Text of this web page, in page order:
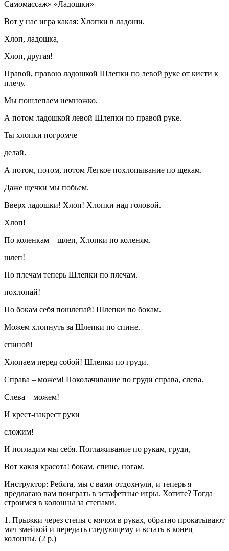
Самомассаж» «Ладошки»
Вот у нас игра какая: Хлопки в ладоши.
Хлоп, ладошка,
Хлоп, другая!
Правой, правою ладошкой Шлепки по левой руке от кисти к
плечу.
Мы пошлепаем немножко.
А потом ладошкой левой Шлепки по правой руке.
Ты хлопки погромче
делай.
А потом, потом, потом Легкое похлопывание по щекам.
Даже щечки мы побьем.
Вверх ладошки! Хлоп! Хлопки над головой.
Хлоп!
По коленкам – шлеп, Хлопки по коленям.
шлеп!
По плечам теперь Шлепки по плечам.
похлопай!
По бокам себя пошлепай! Шлепки по бокам.
Можем хлопнуть за Шлепки по спине.
спиной!
Хлопаем перед собой! Шлепки по груди.
Справа – можем! Поколачивание по груди справа, слева.
Слева – можем!
И крест-накрест руки
сложим!
И погладим мы себя. Поглаживание по рукам, груди,
Вот какая красота! бокам, спине, ногам.
Инструктор: Ребята, мы с вами отдохнули, и теперь я
предлагаю вам поиграть в эстафетные игры. Хотите? Тогда
строимся в колонны за степами.
1. Прыжки через степы с мячом в руках, обратно прокатывают
мяч змейкой и передать следующему и встать в конец
колонны. (2 р.)